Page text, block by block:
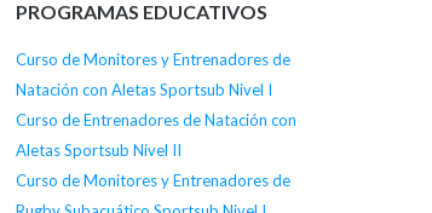
PROGRAMAS EDUCATIVOS
Curso de Monitores y Entrenadores de
Natación con Aletas Sportsub Nivel I
Curso de Entrenadores de Natación con
Aletas Sportsub Nivel II
Curso de Monitores y Entrenadores de